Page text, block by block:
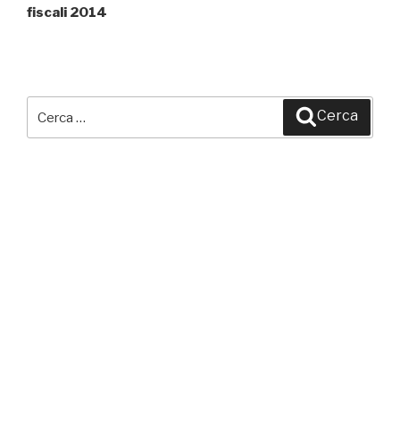
fiscali 2014
Cerca